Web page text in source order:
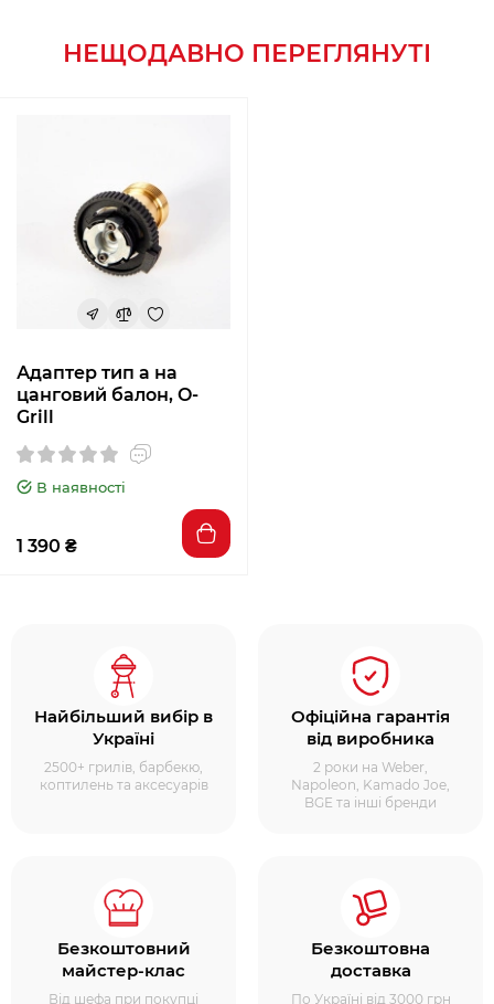
НЕЩОДАВНО ПЕРЕГЛЯНУТІ
Адаптер тип а на
цанговий балон, O-
Grill
В наявності
1 390 ₴
Найбільший вибір в
Україні
2500+ грилів, барбекю,
коптилень та аксесуарів
Офіційна гарантія
від виробника
2 роки на Weber,
Napoleon, Kamado Joe,
BGE та інші бренди
Безкоштовний
майстер-клас
Від шефа при покупці
Безкоштовна
доставка
По Україні від 3000 грн